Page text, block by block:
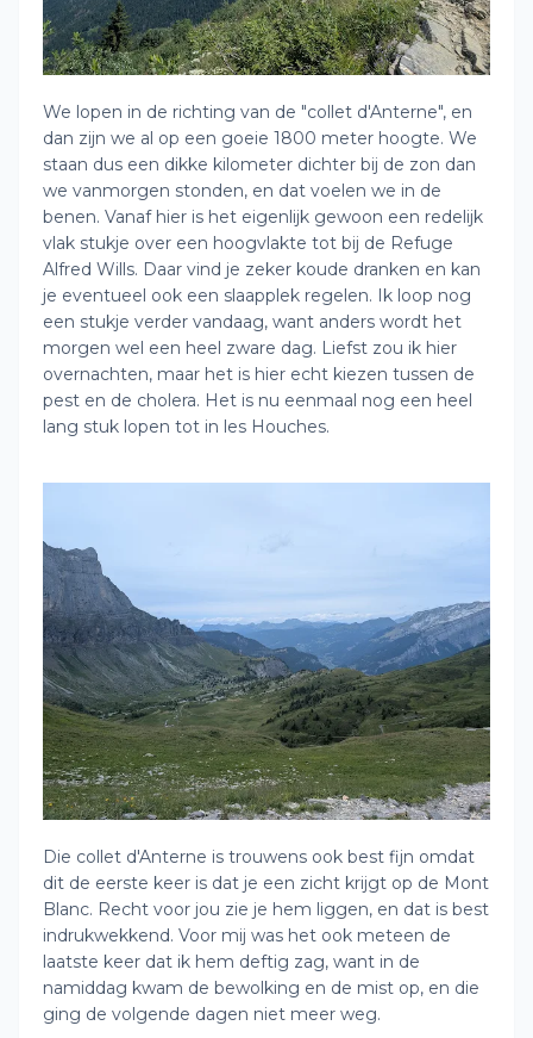
We lopen in de richting van de "collet d'Anterne", en
dan zijn we al op een goeie 1800 meter hoogte. We
staan dus een dikke kilometer dichter bij de zon dan
we vanmorgen stonden, en dat voelen we in de
benen. Vanaf hier is het eigenlijk gewoon een redelijk
vlak stukje over een hoogvlakte tot bij de Refuge
Alfred Wills. Daar vind je zeker koude dranken en kan
je eventueel ook een slaapplek regelen. Ik loop nog
een stukje verder vandaag, want anders wordt het
morgen wel een heel zware dag. Liefst zou ik hier
overnachten, maar het is hier echt kiezen tussen de
pest en de cholera. Het is nu eenmaal nog een heel
lang stuk lopen tot in les Houches.
Die collet d'Anterne is trouwens ook best fijn omdat
dit de eerste keer is dat je een zicht krijgt op de Mont
Blanc. Recht voor jou zie je hem liggen, en dat is best
indrukwekkend. Voor mij was het ook meteen de
laatste keer dat ik hem deftig zag, want in de
namiddag kwam de bewolking en de mist op, en die
ging de volgende dagen niet meer weg.